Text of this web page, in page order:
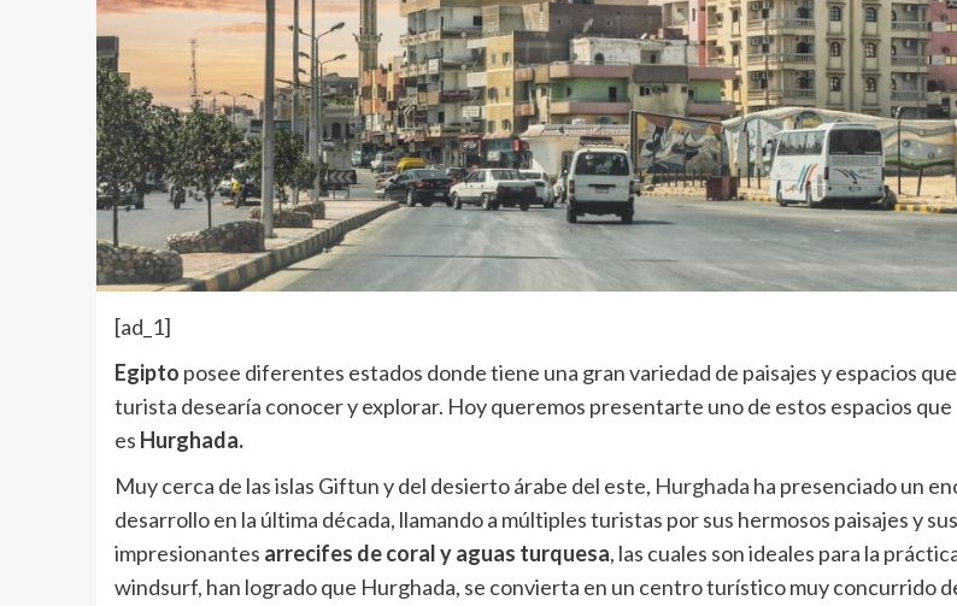
[ad_1]
Egipto posee diferentes estados donde tiene una gran variedad de paisajes y espacios
turista desearía conocer y explorar. Hoy queremos presentarte uno de estos espacios que
es Hurghada.
Muy cerca de las islas Giftun y del desierto árabe del este, Hurghada ha presenciado un
desarrollo en la última década, llamando a múltiples turistas por sus hermosos paisajes y sus
impresionantes arrecifes de coral y aguas turquesa, las cuales son ideales para la
windsurf, han logrado que Hurghada, se convierta en un centro turístico muy concurrido